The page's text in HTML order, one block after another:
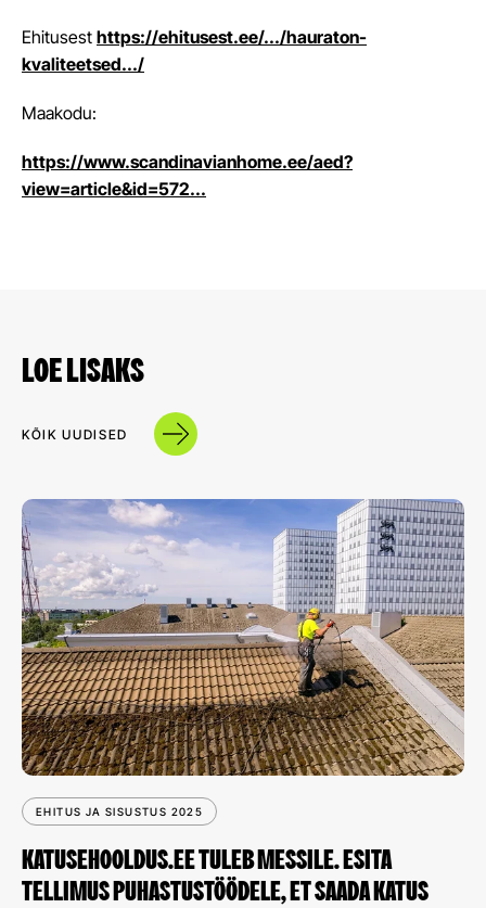
Ehitusest https://ehitusest.ee/.../hauraton-
kvaliteetsed.../
Maakodu:
https://www.scandinavianhome.ee/aed?
view=article&id=572...
LOE LISAKS
KÕIK UUDISED
EHITUS JA SISUSTUS 2025
KATUSEHOOLDUS.EE TULEB MESSILE. ESITA
TELLIMUS PUHASTUSTÖÖDELE, ET SAADA KATUS